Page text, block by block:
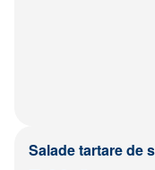
Salade tartare de